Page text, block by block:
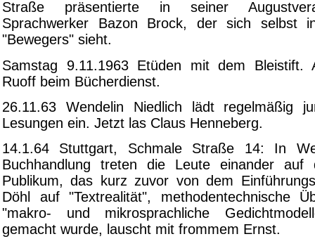
Straße präsentierte in seiner
Sprachwerker Bazon Brock, der sich selbst
"Bewegers" sieht.
Samstag 9.11.1963 Etüden mit dem Bleistift.
Ruoff beim Bücherdienst.
26.11.63 Wendelin Niedlich lädt regelmäßig
Lesungen ein. Jetzt las Claus Henneberg.
14.1.64 Stuttgart, Schmale Straße 14: In
Buchhandlung treten die Leute einander auf
Publikum, das kurz zuvor von dem
Döhl auf "Textrealität", methodentechnische
"makro- und mikrosprachliche
gemacht wurde, lauscht mit frommem Ernst.